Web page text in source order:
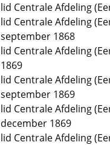
lid Centrale Afdeling
lid Centrale Afdeling
september 1868
lid Centrale Afdeling
1869
lid Centrale Afdeling
september 1869
lid Centrale Afdeling
december 1869
lid Centrale Afdeling